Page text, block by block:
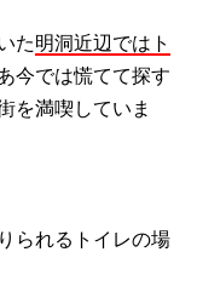
た明洞近辺ではト
今では慌てて探す
を満喫していま
られるトイレの場